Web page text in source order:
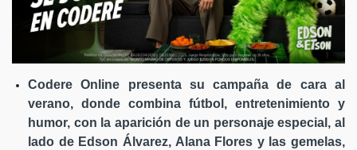
Codere Online presenta su campaña de cara al
verano, donde combina fútbol, entretenimiento y
humor, con la aparición de un personaje especial, al
lado de Edson Álvarez, Alana Flores y las gemelas,